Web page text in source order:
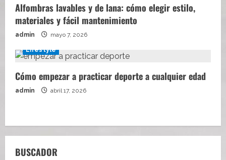
Alfombras lavables y de lana: cómo elegir estilo,
materiales y fácil mantenimiento
admin mayo 7, 2026
Lifestyle
Cómo empezar a practicar deporte a cualquier edad
admin abril 17, 2026
BUSCADOR